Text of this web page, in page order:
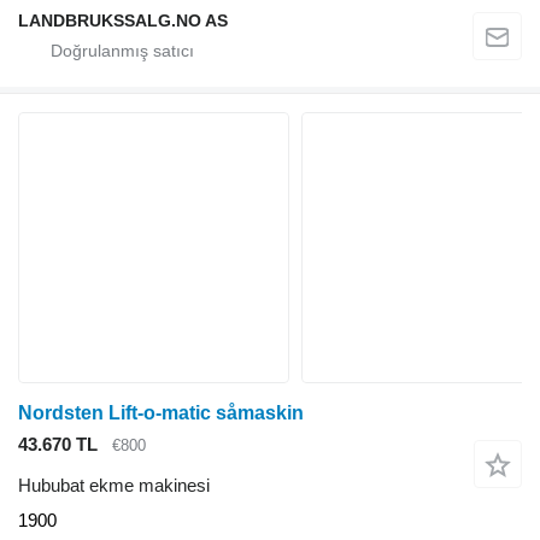
LANDBRUKSSALG.NO AS
Nordsten Lift-o-matic såmaskin
43.670 TL
€800
Hububat ekme makinesi
1900